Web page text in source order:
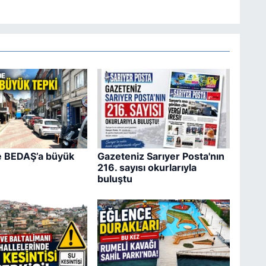
BEDAŞ’a büyük
Gazeteniz Sarıyer Posta'nın
216. sayısı okurlarıyla
buluştu